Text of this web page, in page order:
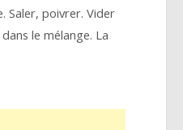
Saler, poivrer. Vider
le mélange. La